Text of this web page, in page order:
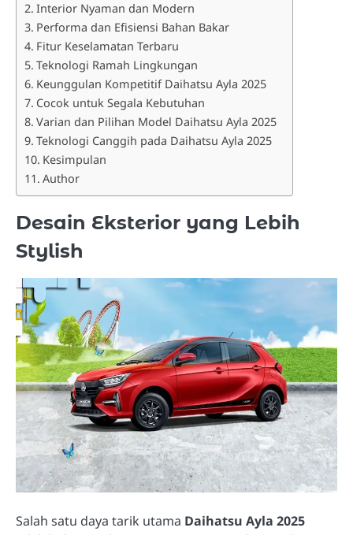
Interior Nyaman dan Modern
Performa dan Efisiensi Bahan Bakar
Fitur Keselamatan Terbaru
Teknologi Ramah Lingkungan
Keunggulan Kompetitif Daihatsu Ayla 2025
Cocok untuk Segala Kebutuhan
Varian dan Pilihan Model Daihatsu Ayla 2025
Teknologi Canggih pada Daihatsu Ayla 2025
Kesimpulan
Author
Desain Eksterior yang Lebih
Stylish
Salah satu daya tarik utama Daihatsu Ayla 2025